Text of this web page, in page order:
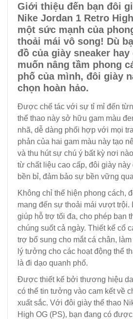
Giới thiệu đến bạn đôi
Nike Jordan 1 Retro
một sức mạnh của
thoải mái vô song! Dù
đồ của giày sneaker
muốn nâng tầm phong
phố của mình, đôi giày
chọn hoàn hảo.
Được chế tác với sự tỉ mỉ đến
thể thao này sở hữu gam màu
nhã, dễ dàng phối hợp với mọi
phản của hai gam màu này tạo
và thu hút sự chú ý bất kỳ nơi
từ chất liệu cao cấp, đôi giày
bền bỉ, đảm bảo sự bền vững
Không chỉ thể hiện phong cách,
mang đến sự thoải mái vượt trội.
giúp hỗ trợ tối đa, cho phép bạn
chúng suốt cả ngày. Thiết kế cổ
trợ bổ sung cho mắt cá chân,
lý tưởng cho các hoạt động thể
là đi dạo quanh phố.
Được thiết kế bởi thương hiệu
có thể tin tưởng vào cam kết về
xuất sắc. Với đôi giày thể thao
High OG (PS), bạn đang có